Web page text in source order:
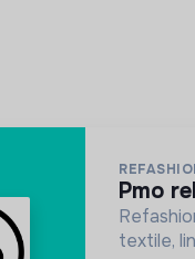
pmo
textile,